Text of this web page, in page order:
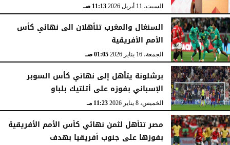
السبت، 11 أبريل 2026 11:13 صـ
السنغال والمغرب تتأهلان الى نهائي كأس
الأمم الأفريقية
الجمعة، 16 يناير 2026 01:05 صـ
برشلونة يتأهل إلى نهائي كأس السوبر
الإسباني بفوزه على أتلتيك بلباو
الخميس، 8 يناير 2026 11:23 مـ
مصر تتأهل لثمن نهائي كأس الأمم الأفريقية
بفوزها على جنوب أفريقيا بهدف